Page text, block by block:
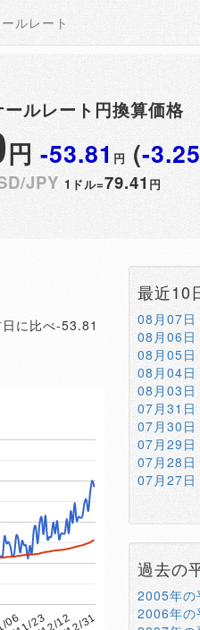
ルレート
ルレート円換算価格
円-53.81 円 (-
JPY 1ドル=79.41円
に比べ-53.81
最近10
08月07日
08月06日
08月05日
08月04日
08月03日
07月31日
07月30日
07月29日
07月28日
07月27日
過去の
2005年の
2006年の